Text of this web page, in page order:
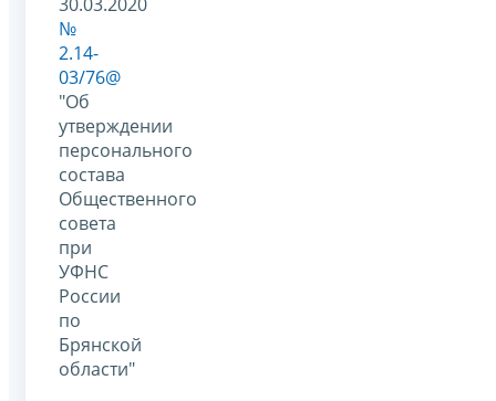
№
2.14-
03/76@
"Об
утверждении
персонального
состава
Общественного
совета
при
УФНС
России
по
Брянской
области"